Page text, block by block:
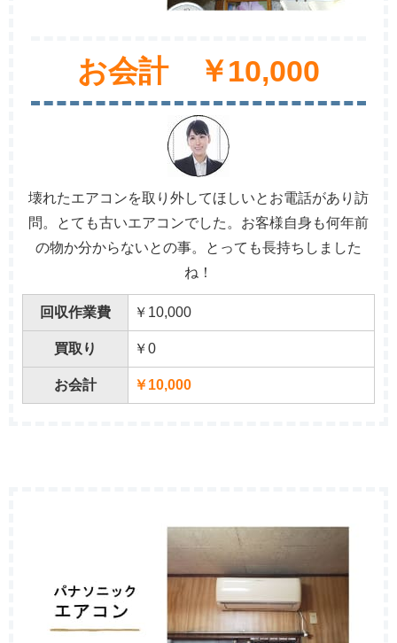
お会計 ￥10,000
壊れたエアコンを取り外してほしいとお電話があり訪
問。とても古いエアコンでした。お客様自身も何年前
の物か分からないとの事。とっても長持ちしました
ね！
回収作業費 ￥10,000
買取り ￥0
お会計 ￥10,000